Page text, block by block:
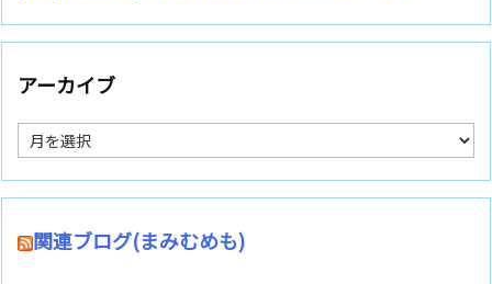
アーカイブ
ア
ー
カ
イ
関連ブログ(まみむめも)